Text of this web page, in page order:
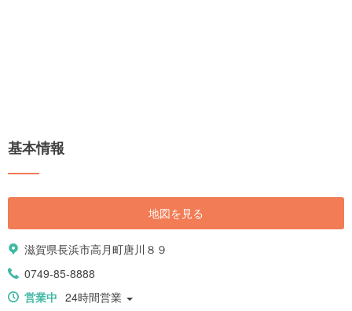
基本情報
地図を見る
滋賀県長浜市高月町唐川８９
0749-85-8888
営業中 24時間営業